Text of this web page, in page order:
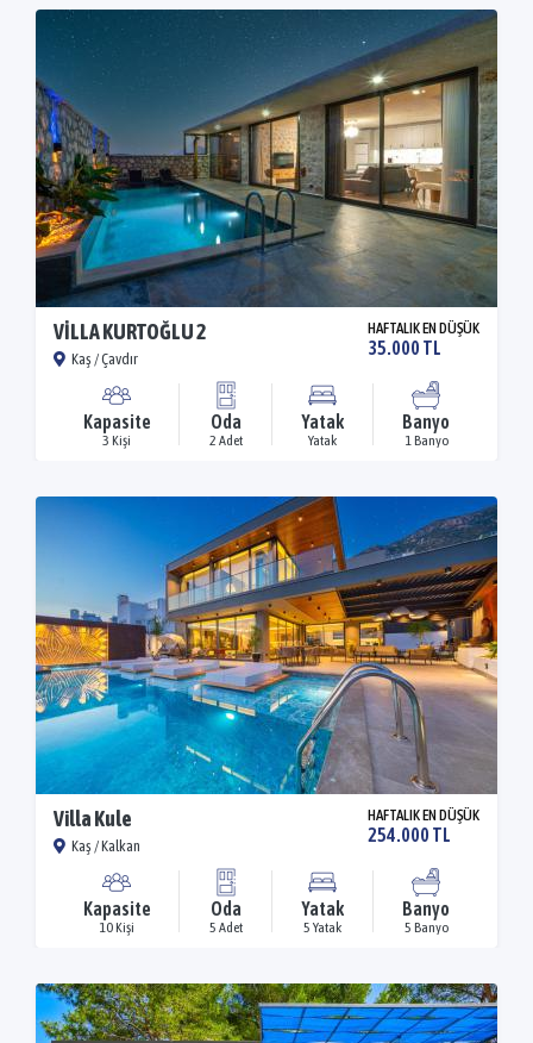
VİLLA KURTOĞLU 2
Kaş / Çavdır
HAFTALIK EN DÜŞÜK
35.000 TL
Kapasite
3 Kişi
Oda
2 Adet
Yatak
Yatak
Banyo
1 Banyo
Villa Kule
Kaş / Kalkan
HAFTALIK EN DÜŞÜK
254.000 TL
Kapasite
10 Kişi
Oda
5 Adet
Yatak
5 Yatak
Banyo
5 Banyo